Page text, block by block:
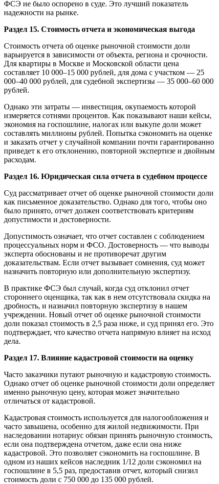
ФСЭ не было оспорено в суде. Это лучший показатель
надежности на рынке.
Раздел 15. Стоимость отчета и экономическая выгода
Стоимость отчета об оценке рыночной стоимости доли
варьируется в зависимости от объекта, региона и срочности.
Для квартиры в Москве и Московской области цена
составляет 10 000–15 000 рублей, для дома с участком — 25
000–40 000 рублей, для судебной экспертизы — 35 000–60 000
рублей.
Однако эти затраты — инвестиция, окупаемость которой
измеряется сотнями процентов. Как показывают наши кейсы,
экономия на госпошлине, налогах или выкупе доли может
составлять миллионы рублей. Попытка сэкономить на оценке
и заказать отчет у случайной компании почти гарантированно
приведет к его отклонению, повторной экспертизе и двойным
расходам.
Раздел 16. Юридическая сила отчета в судебном процессе
Суд рассматривает отчет об оценке рыночной стоимости доли
как письменное доказательство. Однако для того, чтобы оно
было принято, отчет должен соответствовать критериям
допустимости и достоверности.
Допустимость означает, что отчет составлен с соблюдением
процессуальных норм и ФСО. Достоверность — что выводы
эксперта обоснованы и не противоречат другим
доказательствам. Если отчет вызывает сомнения, суд может
назначить повторную или дополнительную экспертизу.
В практике ФСЭ был случай, когда суд отклонил отчет
стороннего оценщика, так как в нем отсутствовала скидка на
дробность, и назначил повторную экспертизу в нашем
учреждении. Новый отчет об оценке рыночной стоимости
доли показал стоимость в 2,5 раза ниже, и суд принял его. Это
подтверждает, что качество отчета напрямую влияет на исход
дела.
Раздел 17. Влияние кадастровой стоимости на оценку
Часто заказчики путают рыночную и кадастровую стоимость.
Однако отчет об оценке рыночной стоимости доли определяет
именно рыночную цену, которая может значительно
отличаться от кадастровой.
Кадастровая стоимость используется для налогообложения и
часто завышена, особенно для жилой недвижимости. При
наследовании нотариус обязан принять рыночную стоимость,
если она подтверждена отчетом, даже если она ниже
кадастровой. Это позволяет сэкономить на госпошлине. В
одном из наших кейсов наследник 1/12 доли сэкономил на
госпошлине в 5,5 раз, предоставив отчет, который снизил
стоимость доли с 750 000 до 135 000 рублей.